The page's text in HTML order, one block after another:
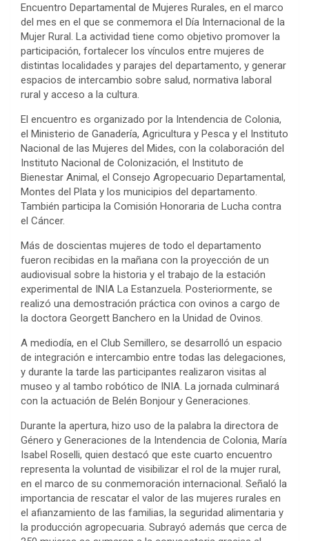
Encuentro Departamental de Mujeres Rurales, en el marco
del mes en el que se conmemora el Día Internacional de la
Mujer Rural. La actividad tiene como objetivo promover la
participación, fortalecer los vínculos entre mujeres de
distintas localidades y parajes del departamento, y generar
espacios de intercambio sobre salud, normativa laboral
rural y acceso a la cultura.
El encuentro es organizado por la Intendencia de Colonia,
el Ministerio de Ganadería, Agricultura y Pesca y el Instituto
Nacional de las Mujeres del Mides, con la colaboración del
Instituto Nacional de Colonización, el Instituto de
Bienestar Animal, el Consejo Agropecuario Departamental,
Montes del Plata y los municipios del departamento.
También participa la Comisión Honoraria de Lucha contra
el Cáncer.
Más de doscientas mujeres de todo el departamento
fueron recibidas en la mañana con la proyección de un
audiovisual sobre la historia y el trabajo de la estación
experimental de INIA La Estanzuela. Posteriormente, se
realizó una demostración práctica con ovinos a cargo de
la doctora Georgett Banchero en la Unidad de Ovinos.
A mediodía, en el Club Semillero, se desarrolló un espacio
de integración e intercambio entre todas las delegaciones,
y durante la tarde las participantes realizaron visitas al
museo y al tambo robótico de INIA. La jornada culminará
con la actuación de Belén Bonjour y Generaciones.
Durante la apertura, hizo uso de la palabra la directora de
Género y Generaciones de la Intendencia de Colonia, María
Isabel Roselli, quien destacó que este cuarto encuentro
representa la voluntad de visibilizar el rol de la mujer rural,
en el marco de su conmemoración internacional. Señaló la
importancia de rescatar el valor de las mujeres rurales en
el afianzamiento de las familias, la seguridad alimentaria y
la producción agropecuaria. Subrayó además que cerca de